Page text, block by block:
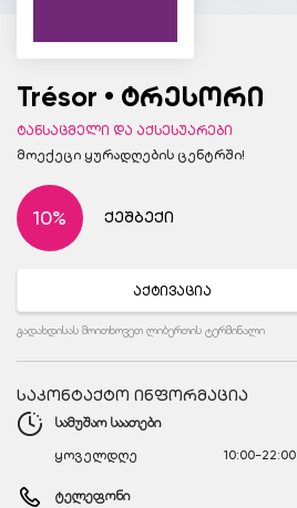
Trésor • ტრესორი
ტანსაცმელი და აქსესუარები
მოექეცი ყურადღების ცენტრში!
10% ქეშბექი
აქტივაცია
გადახდისას მოითხოვეთ ლიბერთის ტერმინალი
საკონტაქტო ინფორმაცია
სამუშაო საათები
ყოველდღე 10:00-22:00
ტელეფონი